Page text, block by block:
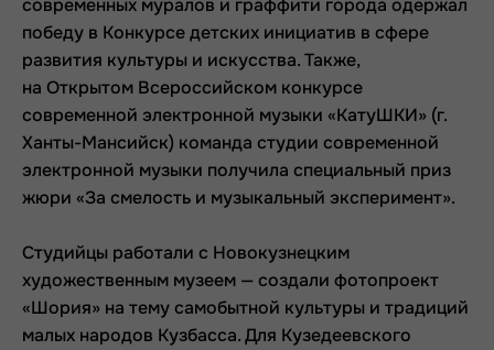
современных муралов и граффити города одержал
победу в Конкурсе детских инициатив в сфере
развития культуры и искусства. Также,
на Открытом Всероссийском конкурсе
современной электронной музыки «КатуШКИ» (г.
Ханты-Мансийск) команда студии современной
электронной музыки получила специальный приз
жюри «За смелость и музыкальный эксперимент».
Студийцы работали с Новокузнецким
художественным музеем — создали фотопроект
«Шория» на тему самобытной культуры и традиций
малых народов Кузбасса. Для Кузедеевского